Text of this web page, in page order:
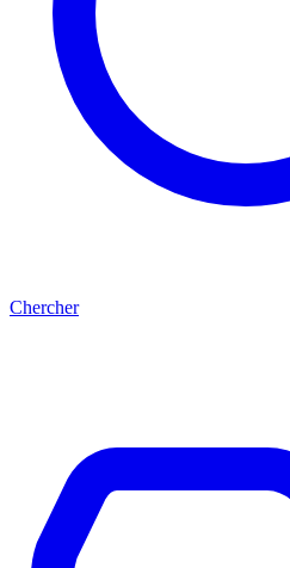
Chercher